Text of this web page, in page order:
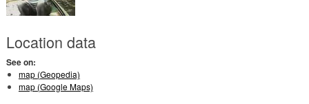
Location data
See on:
map (Geopedia)
map (Google Maps)